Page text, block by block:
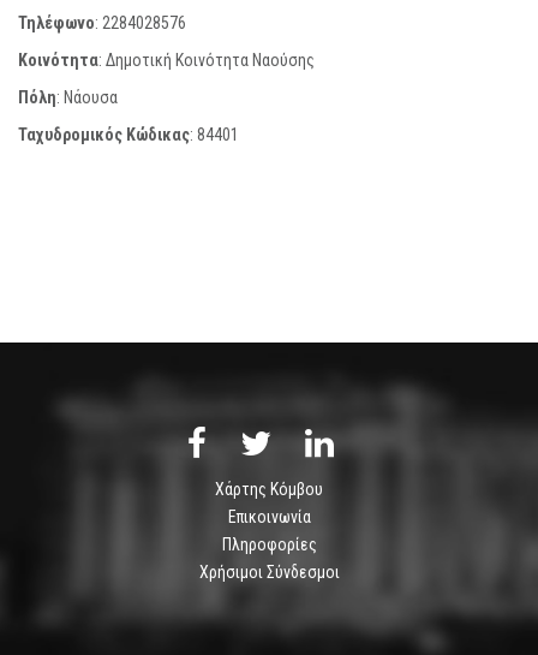
Τηλέφωνο: 2284028576
Κοινότητα: Δημοτική Κοινότητα Ναούσης
Πόλη: Νάουσα
Ταχυδρομικός Κώδικας: 84401
Χάρτης Κόμβου
Επικοινωνία
Πληροφορίες
Χρήσιμοι Σύνδεσμοι